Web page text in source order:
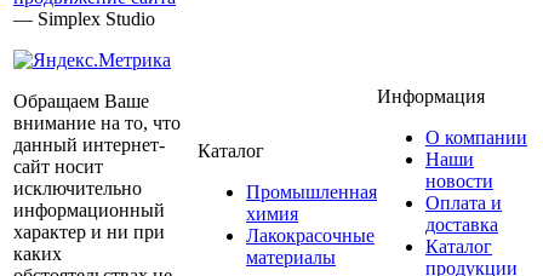
— Simplex Studio
Обращаем Ваше
внимание на то, что
данный интернет-
сайт носит
исключительно
информационный
характер и ни при
каких
Каталог
Промышленная
химия
Лакокрасочные
материалы
Информация
О компании
Наши
новости
Оплата и
доставка
Каталог
продукции